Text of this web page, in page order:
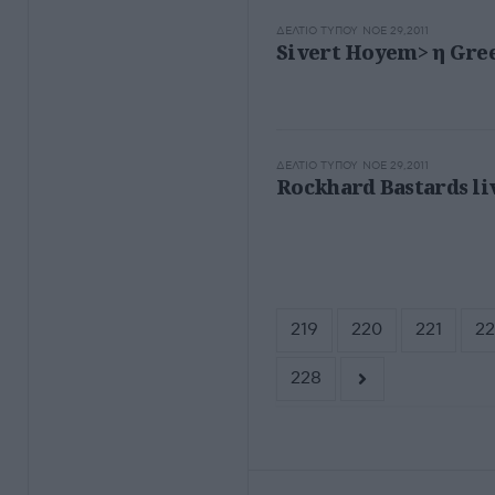
ΔΕΛΤΊΟ ΤΎΠΟΥ ΝΟΕ 29,2011
Sivert Hoyem> η
ΔΕΛΤΊΟ ΤΎΠΟΥ ΝΟΕ 29,2011
Rockhard Bastards
219 220 221
228